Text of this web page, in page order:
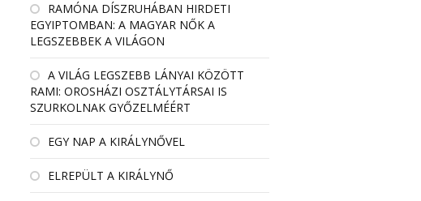
RAMÓNA DÍSZRUHÁBAN HIRDETI
EGYIPTOMBAN: A MAGYAR NŐK A
LEGSZEBBEK A VILÁGON
A VILÁG LEGSZEBB LÁNYAI KÖZÖTT
RAMI: OROSHÁZI OSZTÁLYTÁRSAI IS
SZURKOLNAK GYŐZELMÉÉRT
EGY NAP A KIRÁLYNŐVEL
ELREPÜLT A KIRÁLYNŐ